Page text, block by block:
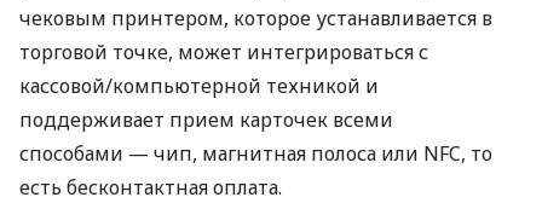
чековым принтером, которое устанавливается в
торговой точке, может интегрироваться с
кассовой/компьютерной техникой и
поддерживает прием карточек всеми
способами — чип, магнитная полоса или NFC, то
есть бесконтактная оплата.